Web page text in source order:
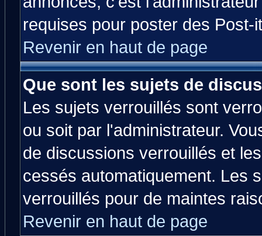
requises pour poster des Post-
Revenir en haut de page
Que sont les sujets de
Les sujets verrouillés sont
ou soit par l'administrateur.
de discussions verrouillés et
cessés automatiquement. Les
verrouillés pour de maintes
Revenir en haut de page